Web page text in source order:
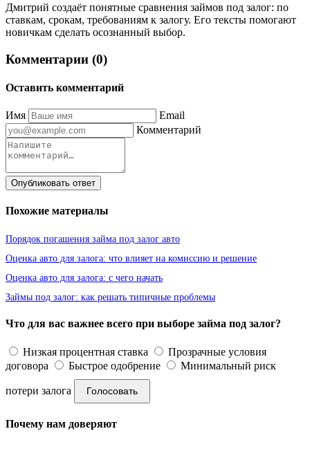
Дмитрий создаёт понятные сравнения займов под залог: по
ставкам, срокам, требованиям к залогу. Его тексты помогают
новичкам сделать осознанный выбор.
Комментарии (0)
Оставить комментарий
Имя
Email
Комментарий
Опубликовать ответ
Похожие материалы
Порядок погашения займа под залог авто
Оценка авто для залога: что влияет на комиссию и решение
Оценка авто для залога: с чего начать
Займы под залог: как решать типичные проблемы
Что для вас важнее всего при выборе займа под залог?
Низкая процентная ставка
Прозрачные условия
договора
Быстрое одобрение Минимальный риск
потери залога Голосовать
Почему нам доверяют